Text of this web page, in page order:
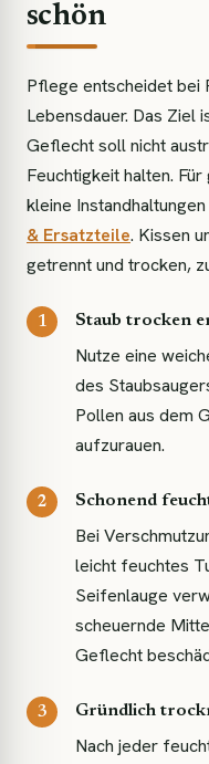
schön
Pflege entscheidet bei
Lebensdauer. Das Ziel
Geflecht soll nicht
Feuchtigkeit halten.
kleine
& Ersatzteile. Kissen
getrennt und trocken,
Staub trocken
Nutze eine
des
Pollen aus dem
aufzurauen.
Schonend
Bei
leicht feuchtes
Seifenlauge
scheuernde
Geflecht
Gründlich
Nach jeder